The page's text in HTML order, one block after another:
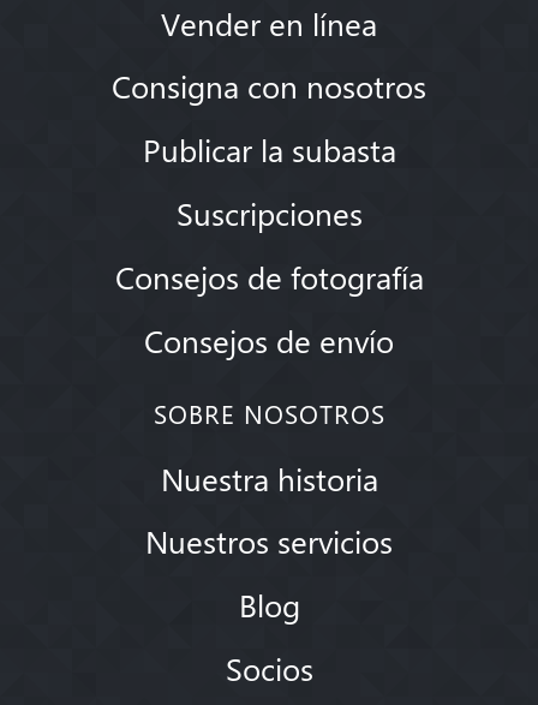
Vender en línea
Consigna con nosotros
Publicar la subasta
Suscripciones
Consejos de fotografía
Consejos de envío
SOBRE NOSOTROS
Nuestra historia
Nuestros servicios
Blog
Socios